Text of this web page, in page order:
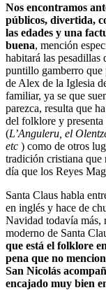
Nos encontramos
públicos, divertida,
las edades y una
buena, mención
habitará las pesadillas
puntillo gamberro que
de Alex de la Iglesia
familiar, ya se que
parezca, resulta que
del folklore y presenta
(L’Anguleru, el
etc ) como de otros
tradición cristiana que
día que los Reyes
Santa Claus habla
en inglés y hace de
Navidad todavía más,
moderno de Santa
que está el folklore
pena que no
San Nicolás
encajado muy bien